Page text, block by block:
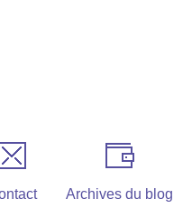
Archives du blog